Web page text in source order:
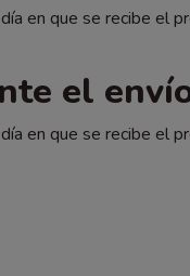
en que se recibe el
el
en que se recibe el